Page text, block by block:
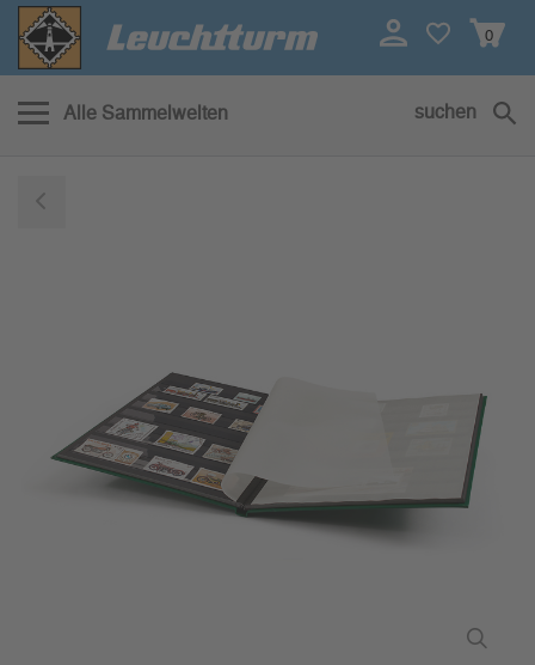
0
Alle Sammelwelten suchen